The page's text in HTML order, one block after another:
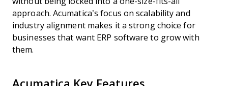
approach. Acumatica’s focus on scalability and
industry alignment makes it a strong choice for
businesses that want ERP software to grow with
them.